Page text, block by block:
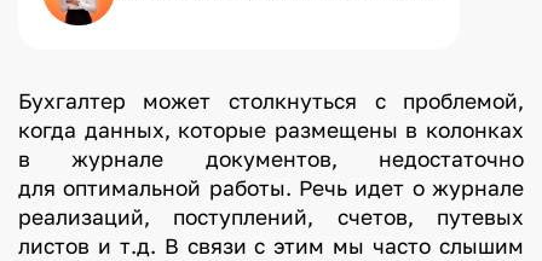
Бухгалтер может столкнуться с проблемой,
когда данных, которые размещены в колонках
в журнале документов, недостаточно
для оптимальной работы. Речь идет о журнале
реализаций, поступлений, счетов, путевых
листов и т.д. В связи с этим мы часто слышим